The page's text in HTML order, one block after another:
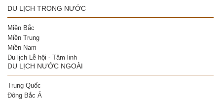
DU LỊCH TRONG NƯỚC
Miền Bắc
Miền Trung
Miền Nam
Du lịch Lễ hội - Tâm linh
DU LỊCH NƯỚC NGOÀI
Trung Quốc
Đông Bắc Á